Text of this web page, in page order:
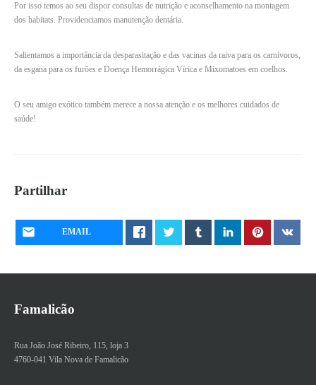
Por isso temos ao seu dispor consultas de nutrição e aconselhamento na montagem
dos habitats. Providenciamos manutenção dentária.
Salientamos a importância da desparasitação e das vacinas da raiva para os carnívoros,
da esgana para os furões e Doença Hemorrágica Vírica e Mixomatoes em coelhos.
O seu amigo exótico também merece a nossa atenção e os melhores cuidados de
saúde!
Partilhar
EMAIL
Famalicão
Rua João José Ribeiro, 115, loja 3
4760-041 Vila Nova de Famalicão